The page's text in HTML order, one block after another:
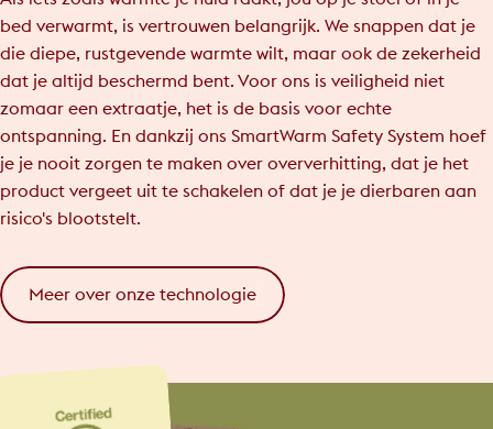
bed verwarmt, is vertrouwen belangrijk. We snappen dat je
die diepe, rustgevende warmte wilt, maar ook de zekerheid
dat je altijd beschermd bent. Voor ons is veiligheid niet
zomaar een extraatje, het is de basis voor echte
ontspanning. En dankzij ons SmartWarm Safety System hoef
je je nooit zorgen te maken over oververhitting, dat je het
product vergeet uit te schakelen of dat je je dierbaren aan
risico's blootstelt.
Meer over onze technologie